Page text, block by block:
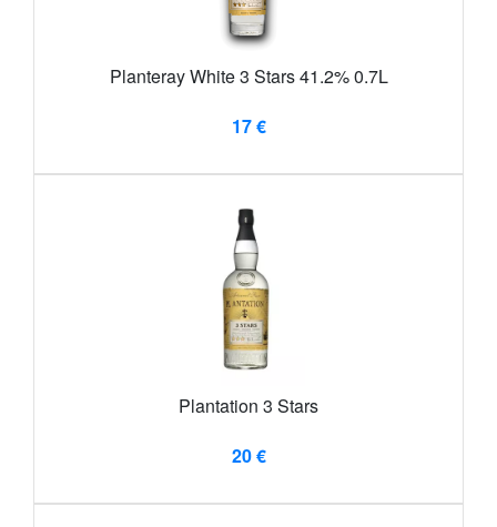
Planteray White 3 Stars 41.2% 0.7L
17 €
Plantation 3 Stars
20 €